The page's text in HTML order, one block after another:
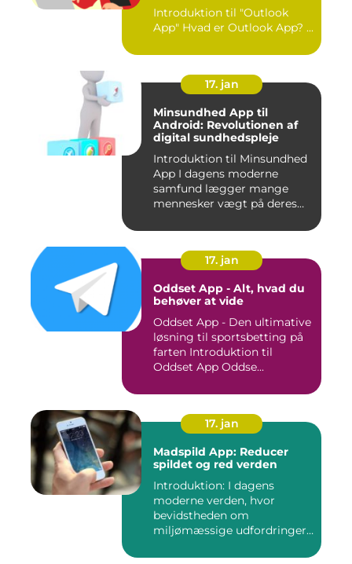
Introduktion til "Outlook
App" Hvad er Outlook App? ...
17. jan
Minsundhed App til
Android: Revolutionen af
digital sundhedspleje
Introduktion til Minsundhed
App I dagens moderne
samfund lægger mange
mennesker vægt på deres
17. jan
Oddset App - Alt, hvad du
behøver at vide
Oddset App - Den ultimative
løsning til sportsbetting på
farten Introduktion til
Oddset App Oddse...
17. jan
Madspild App: Reducer
spildet og red verden
Introduktion: I dagens
moderne verden, hvor
bevidstheden om
miljømæssige udfordringer